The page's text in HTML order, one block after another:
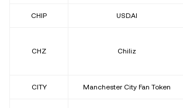
CHIP USD.AI
CHZ Chiliz
CITY Manchester City Fan Token